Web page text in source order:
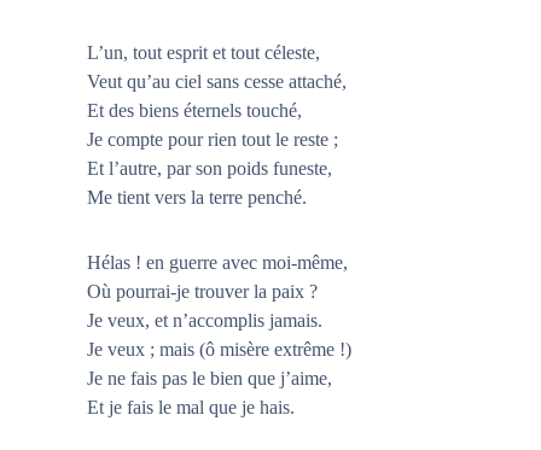
i
d
é
f
a
i
l
e
s
n
œ
u
L’un, tout esprit et tout céleste,
Veut qu’au ciel sans cesse attaché,
Et des biens éternels touché,
Je compte pour rien tout le reste ;
Et l’autre, par son poids funeste,
Me tient vers la terre penché.
Hélas ! en guerre avec moi-même,
Où pourrai-je trouver la paix ?
Je veux, et n’accomplis jamais.
Je veux ; mais (ô misère extrême !)
Je ne fais pas le bien que j’aime,
Et je fais le mal que je hais.